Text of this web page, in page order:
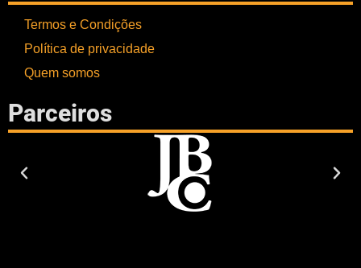
Termos e Condições
Política de privacidade
Quem somos
Parceiros